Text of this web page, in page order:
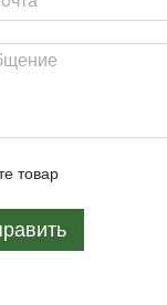
товар